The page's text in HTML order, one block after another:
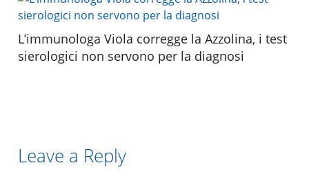
L’immunologa Viola corregge la Azzolina, i test
sierologici non servono per la diagnosi
Leave a Reply